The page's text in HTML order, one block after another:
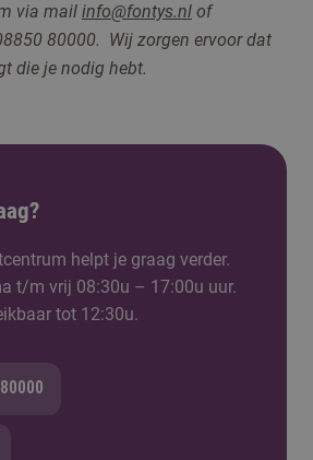
via mail info@fontys.nl of
80000. Wij zorgen ervoor dat
die je nodig hebt.
helpt je graag verder.
t/m vrij 08:30u – 17:00u uur.
tot 12:30u.